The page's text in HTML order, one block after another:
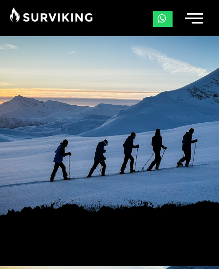
Merchandise
Showroom
Kaart Kompas GPS Cursus
Outdoor Meteorologie Training
Outdoor EHBO Cursus
Workshop & Training Vuur maken
Workshop Natuurfotografie
Workshop Noodcommunicatie
Noodplan maken voor 72 uur zelfredzaamheid